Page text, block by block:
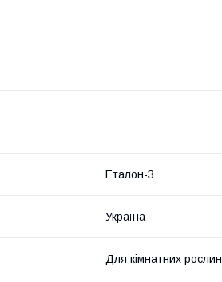
Еталон-З
Україна
Для кімнатних рослин